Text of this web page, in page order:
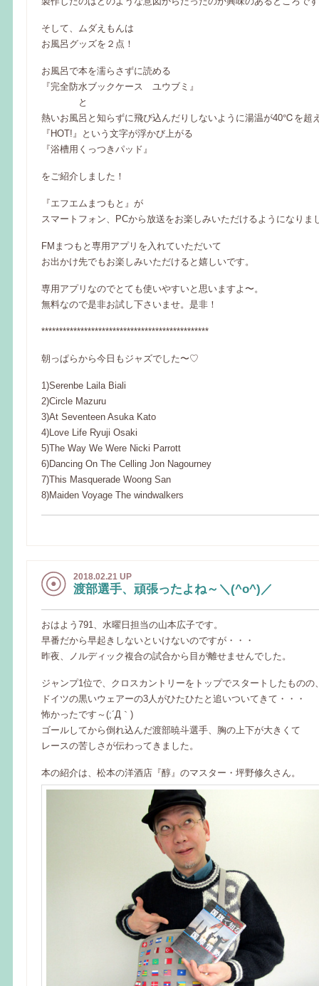
そして、ムダえもんは
お風呂グッズを２点！
お風呂で本を濡らさずに読める
『完全防水ブックケース ユウブミ』
と
熱いお風呂と知らずに飛び込んだりしないように湯温が40℃を超
『HOT!』という文字が浮かび上がる
『浴槽用くっつきパッド』
をご紹介しました！
『エフエムまつもと』が
スマートフォン、PCから放送をお楽しみいただけるようになりま
FMまつもと専用アプリを入れていただいて
お出かけ先でもお楽しみいただけると嬉しいです。
専用アプリなのでとても使いやすいと思いますよ〜。
無料なので是非お試し下さいませ。是非！
***********************************************
朝っぱらから今日もジャズでした〜♡
1)Serenbe Laila Biali
2)Circle Mazuru
3)At Seventeen Asuka Kato
4)Love Life Ryuji Osaki
5)The Way We Were Nicki Parrott
6)Dancing On The Celling Jon Nagourney
7)This Masquerade Woong San
8)Maiden Voyage The windwalkers
2018.02.21 UP
渡部選手、頑張ったよね～＼(^o^)／
おはよう791、水曜日担当の山本広子です。
早番だから早起きしないといけないのですが・・・
昨夜、ノルディック複合の試合から目が離せませんでした。
ジャンプ1位で、クロスカントリーをトップでスタートしたものの
ドイツの黒いウェアーの3人がひたひたと追いついてきて・・・
怖かったです～(;´Д｀)
ゴールしてから倒れ込んだ渡部暁斗選手、胸の上下が大きくて
レースの苦しさが伝わってきました。
本の紹介は、松本の洋酒店『醇』のマスター・坪野修久さん。